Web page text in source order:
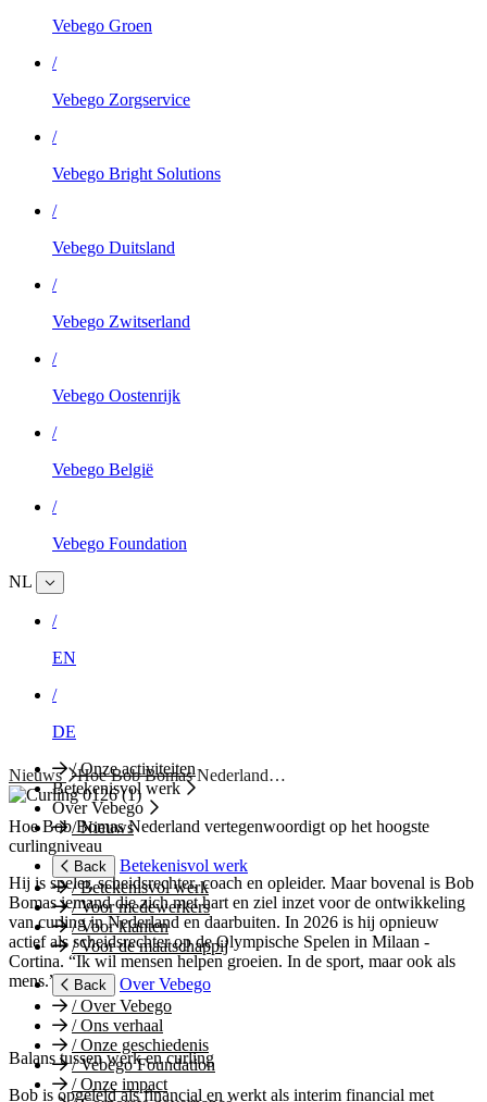
Vebego Groen
/
Vebego Zorgservice
/
Vebego Bright Solutions
/
Vebego Duitsland
/
Vebego Zwitserland
/
Vebego Oostenrijk
/
Vebego België
/
Vebego Foundation
NL
/
EN
/
DE
/Onze activiteiten
Betekenisvol werk
Over Vebego
/Nieuws
Back
Betekenisvol werk
/Betekenisvol werk
/Voor medewerkers
/Voor klanten
/Voor de maatschappij
Back
Over Vebego
/Over Vebego
/Ons verhaal
/Onze geschiedenis
/Vebego Foundation
/Onze impact
Nieuws Hoe Bob Bomas Nederland…
Hoe Bob Bomas Nederland vertegenwoordigt op het hoogste
curlingniveau
Hij is speler, scheidsrechter, coach en opleider. Maar bovenal is Bob
Bomas iemand die zich met hart en ziel inzet voor de ontwikkeling
van curling in Nederland en daarbuiten. In 2026 is hij opnieuw
actief als scheidsrechter op de Olympische Spelen in Milaan -
Cortina. “Ik wil mensen helpen groeien. In de sport, maar ook als
mens.”
Balans tussen werk en curling
Bob is opgeleid als financial en werkt als interim financial met